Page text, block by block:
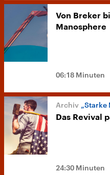
Von Breker
Manosphere
06:18 Minuten
„Starke
Das Revival
24:30 Minuten